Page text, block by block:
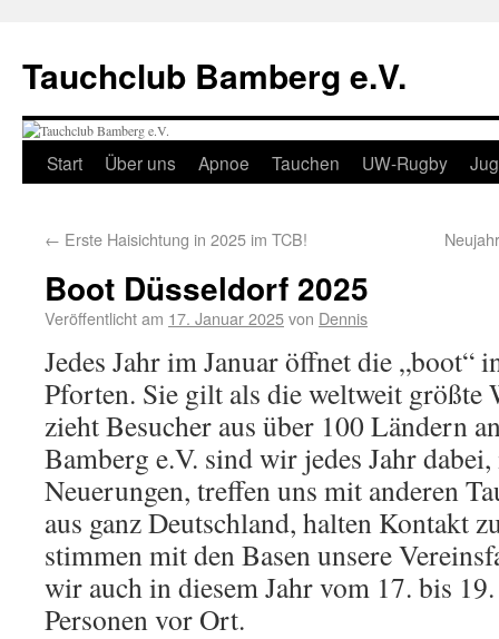
Tauchclub Bamberg e.V.
Start Über uns Apnoe Tauchen UW-Rugby
← Erste Haisichtung in 2025 im TCB!
Boot Düsseldorf 2025
Veröffentlicht am 17. Januar 2025von Dennis
Jedes Jahr im Januar öffnet die „boot“
Pforten. Sie gilt als die weltweit größte
zieht Besucher aus über 100 Ländern
Bamberg e.V. sind wir jedes Jahr
Neuerungen, treffen uns mit anderen
aus ganz Deutschland, halten Kontakt
stimmen mit den Basen unsere
wir auch in diesem Jahr vom 17. bis
Personen vor Ort.